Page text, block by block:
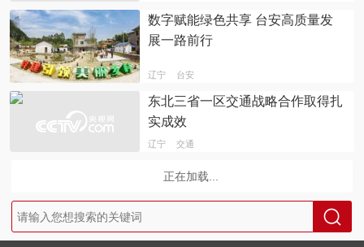
数字赋能绿色共享 台安高质量发
展一路前行
辽宁 台安
东北三省一区交通战略合作取得扎
实成效
辽宁 交通
正在加载...